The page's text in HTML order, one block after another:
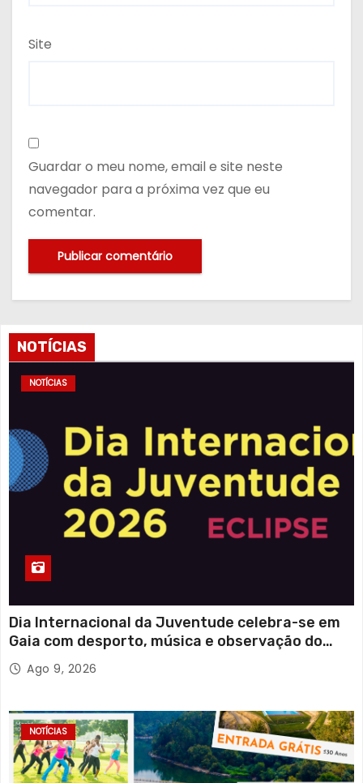
Site
Guardar o meu nome, email e site neste
navegador para a próxima vez que eu
comentar.
NOTÍCIAS
NOTÍCIAS
Dia Internacional da Juventude celebra-se em
Gaia com desporto, música e observação do
eclipse solar
Ago 9, 2026
NOTÍCIAS